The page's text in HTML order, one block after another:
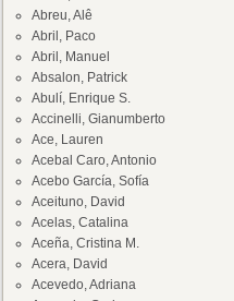
Abreu, Alê
Abril, Paco
Abril, Manuel
Absalon, Patrick
Abulí, Enrique S.
Accinelli, Gianumberto
Ace, Lauren
Acebal Caro, Antonio
Acebo García, Sofía
Aceituno, David
Acelas, Catalina
Aceña, Cristina M.
Acera, David
Acevedo, Adriana